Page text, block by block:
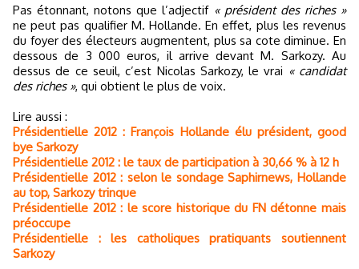
Pas étonnant, notons que l’adjectif « président des riches »
ne peut pas qualifier M. Hollande. En effet, plus les revenus
du foyer des électeurs augmentent, plus sa cote diminue. En
dessous de 3 000 euros, il arrive devant M. Sarkozy. Au
dessus de ce seuil, c’est Nicolas Sarkozy, le vrai « candidat
des riches », qui obtient le plus de voix.
Lire aussi :
Présidentielle 2012 : François Hollande élu président, good
bye Sarkozy
Présidentielle 2012 : le taux de participation à 30,66 % à 12 h
Présidentielle 2012 : selon le sondage Saphirnews, Hollande
au top, Sarkozy trinque
Présidentielle 2012 : le score historique du FN détonne mais
préoccupe
Présidentielle : les catholiques pratiquants soutiennent
Sarkozy